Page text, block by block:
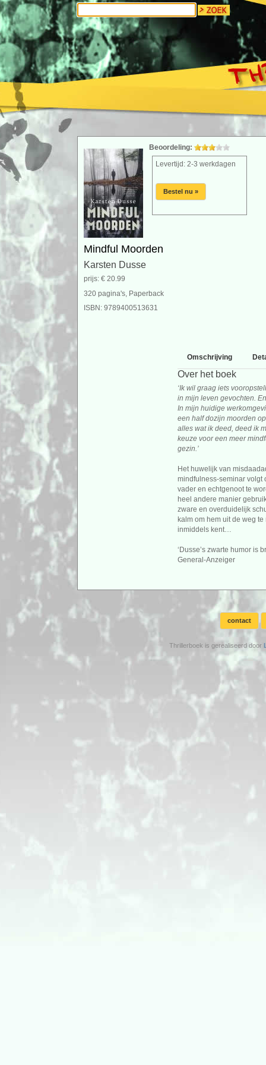
Beoordeling:
Levertijd: 2-3 werkdagen
Bestel nu »
Mindful Moorden
Karsten Dusse
prijs: € 20.99
320 pagina's, Paperback
ISBN: 9789400513631
Omschrijving
Over het boek
‘Ik wil graag iets
in mijn leven gevochten.
In mijn huidige
een half dozijn moorden
alles wat ik deed, deed ik
keuze voor een meer
gezin.’
Het huwelijk van
mindfulness-seminar volgt
vader en echtgenoot te
heel andere manier
zware en overduidelijk
kalm om hem uit de weg
inmiddels kent…
‘Dusse’s zwarte humor is
General-Anzeiger
contact
Thrillerboek is gerealiseerd door